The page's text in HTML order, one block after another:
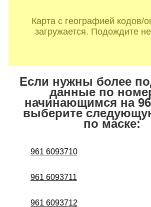
Карта с географией кодов/
загружается. Подождите
Если нужны более
данные по
начинающимся на
выберите
по маске:
961 6093710
961 6093711
961 6093712